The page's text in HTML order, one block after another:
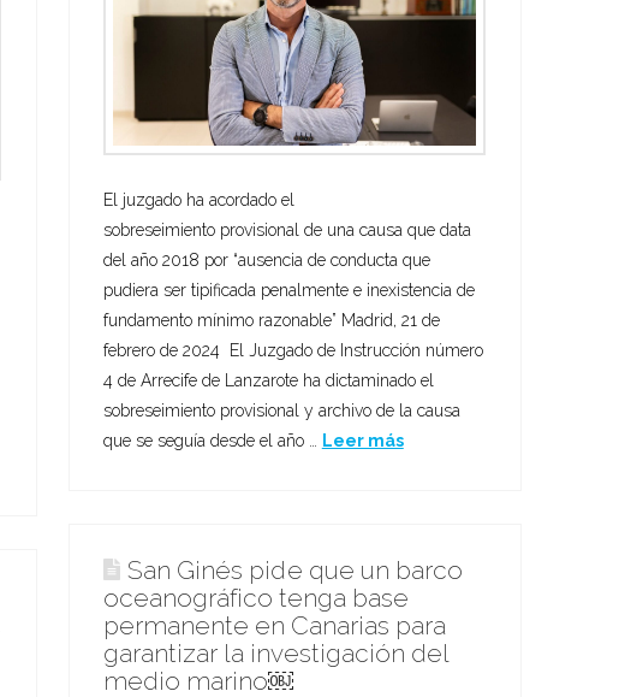
El juzgado ha acordado el
sobreseimiento provisional de una causa que data
del año 2018 por “ausencia de conducta que
pudiera ser tipificada penalmente e inexistencia de
fundamento mínimo razonable” Madrid, 21 de
febrero de 2024 El Juzgado de Instrucción número
4 de Arrecife de Lanzarote ha dictaminado el
sobreseimiento provisional y archivo de la causa
que se seguía desde el año …
Leer más
San Ginés pide que un barco
oceanográfico tenga base
permanente en Canarias para
garantizar la investigación del
medio marino￼